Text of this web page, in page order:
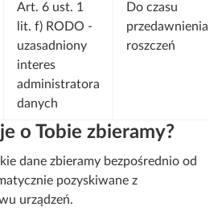
Art. 6 ust. 1
lit. f) RODO -
uzasadniony
interes
administratora
danych
Do czasu
przedawnienia
roszczeń
o Tobie zbieramy?
dane zbieramy bezpośrednio od
pozyskiwane z
urządzeń.